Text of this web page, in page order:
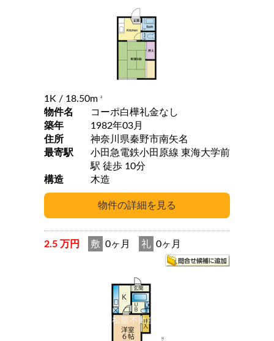
1K / 18.50m 2
物件名
コーポ白樺礼金なし
築年
1982年03月
住所
神奈川県秦野市南矢名
最寄駅
小田急電鉄小田原線 東海大学前
駅 徒歩 10分
構造
木造
2.5 万円 敷 0ヶ月 礼 0ヶ月